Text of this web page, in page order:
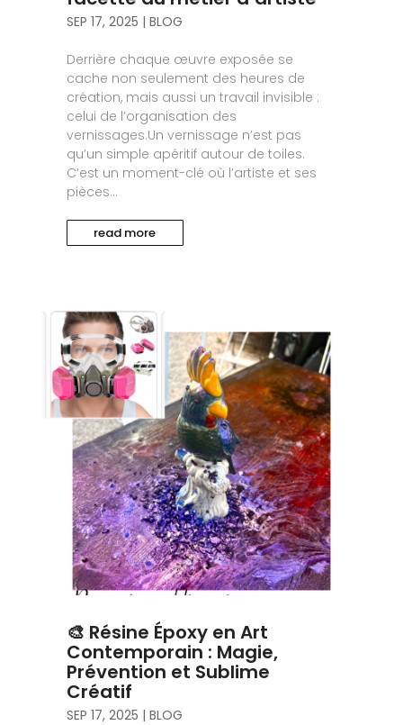
SEP 17, 2025 | BLOG
Derrière chaque œuvre exposée se
cache non seulement des heures de
création, mais aussi un travail invisible :
celui de l’organisation des
vernissages.Un vernissage n’est pas
qu’un simple apéritif autour de toiles.
C’est un moment-clé où l’artiste et ses
pièces...
read more
🎨 Résine Époxy en Art
Contemporain : Magie,
Prévention et Sublime
Créatif
SEP 17, 2025 | BLOG